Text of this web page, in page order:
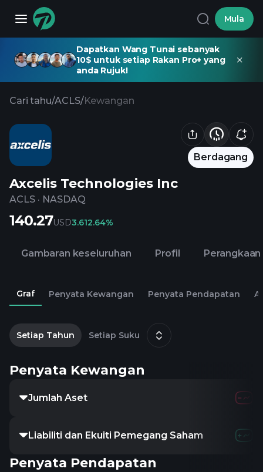
Mula
Dapatkan Wang Tunai sebanyak
10$ untuk setiap Rakan Pro+ yang
anda Rujuk!
Cari tahu/ACLS/Kewangan
Berdagang
Axcelis Technologies Inc
ACLS · NASDAQ
140.27USD3.612.64%
Gambaran keseluruhan Profil Perangkaan
Graf Penyata Kewangan Penyata Pendapatan
Setiap Tahun Setiap Suku
Penyata Kewangan
Jumlah Aset
Liabiliti dan Ekuiti Pemegang Saham
Penyata Pendapatan